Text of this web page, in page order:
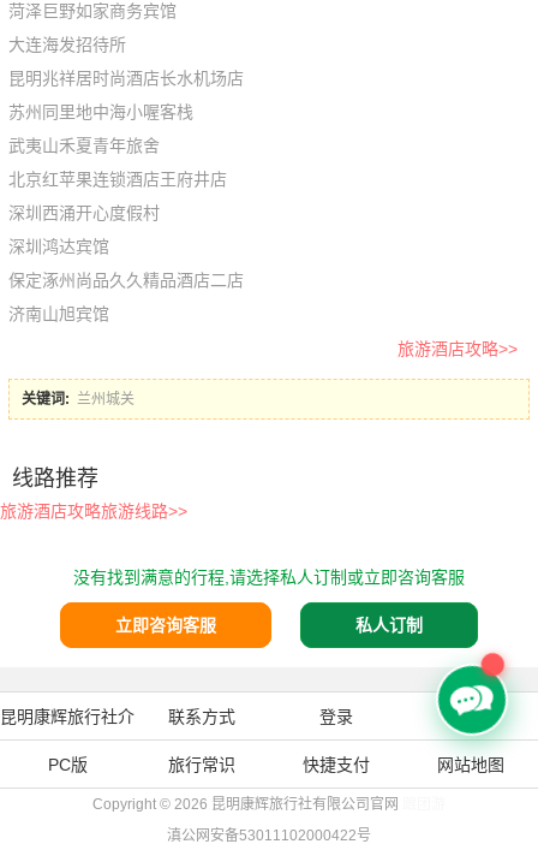
菏泽巨野如家商务宾馆
大连海发招待所
昆明兆祥居时尚酒店长水机场店
苏州同里地中海小喔客栈
武夷山禾夏青年旅舍
北京红苹果连锁酒店王府井店
深圳西涌开心度假村
深圳鸿达宾馆
保定涿州尚品久久精品酒店二店
济南山旭宾馆
旅游酒店攻略>>
关键词: 兰州城关
线路推荐
旅游酒店攻略旅游线路>>
没有找到满意的行程,请选择私人订制或立即咨询客服
立即咨询客服 私人订制
昆明康辉旅行社介
绍
联系方式 登录 注册
PC版 旅行常识 快捷支付 网站地图
Copyright © 2026 昆明康辉旅行社有限公司官网
滇公网安备53011102000422号